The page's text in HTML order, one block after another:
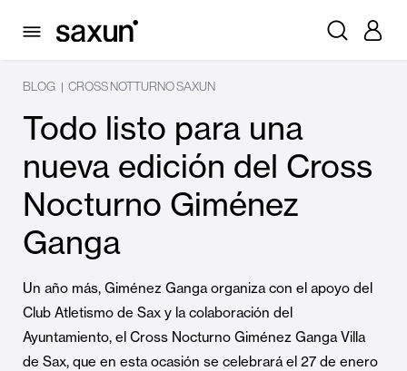
BLOG | CROSS NOTTURNO SAXUN
Todo listo para una
nueva edición del Cross
Nocturno Giménez
Ganga
Un año más, Giménez Ganga organiza con el apoyo del
Club Atletismo de Sax y la colaboración del
Ayuntamiento, el Cross Nocturno Giménez Ganga Villa
de Sax, que en esta ocasión se celebrará el 27 de enero